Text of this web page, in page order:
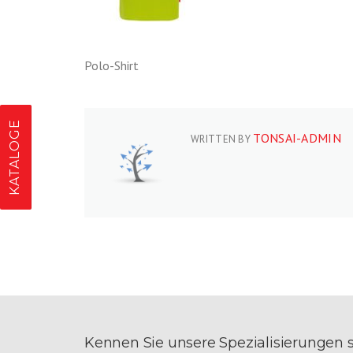
Polo-Shirt
WRITTEN BY TONSAI-ADMIN
KATALOGE
Kennen Sie unsere Spezialisierungen